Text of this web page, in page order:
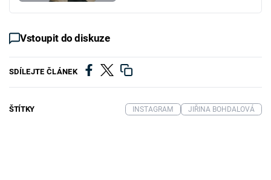
Vstoupit do diskuze
SDÍLEJTE ČLÁNEK
ŠTÍTKY INSTAGRAM JIŘINA BOHDALOVÁ